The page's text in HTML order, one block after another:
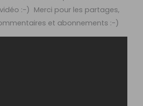
:-) Merci pour les partages,
et abonnements :-)